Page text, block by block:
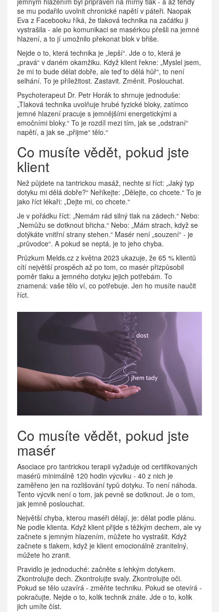
se mu podařilo uvolnit chronické napětí v páteři. Naopak
Eva z Facebooku říká, že tlaková technika na začátku ji
vystrašila - ale po komunikaci se masérkou přešli na jemné
hlazení, a to jí umožnilo překonat blok v břiše.
Nejde o to, která technika je „lepší“. Jde o to, která je
„pravá“ v daném okamžiku. Když klient řekne: „Myslel jsem,
že mi to bude dělat dobře, ale teď to dělá hůř“, to není
selhání. To je příležitost. Zastavit. Změnit. Poslouchat.
Psychoterapeut Dr. Petr Horák to shrnuje jednoduše:
„Tlaková technika uvolňuje hrubé fyzické bloky, zatímco
jemné hlazení pracuje s jemnějšími energetickými a
emočními bloky.“ To je rozdíl mezi tím, jak se „odstraní“
napětí, a jak se „přijme“ tělo.“
Co musíte vědět, pokud jste
klient
Než půjdete na tantrickou masáž, nechte si říct: „Jaký typ
dotyku mi dělá dobře?“ Neříkejte: „Dělejte, co chcete.“ To je
jako říct lékaři: „Dejte mi, co chcete.“
Je v pořádku říct: „Nemám rád silný tlak na zádech.“ Nebo:
„Nemůžu se dotknout břicha.“ Nebo: „Mám strach, když se
dotýkáte vnitřní strany stehen.“ Masér není „souzení“ - je
„průvodce“. A pokud se neptá, je to jeho chyba.
Průzkum Melds.cz z května 2023 ukazuje, že 65 % klientů
cítí největší prospěch až po tom, co masér přizpůsobil
poměr tlaku a jemného dotyku jejich potřebám. To
znamená: vaše tělo ví, co potřebuje. Jen ho musíte naučit
říct.
Co musíte vědět, pokud jste
masér
Asociace pro tantrickou terapii vyžaduje od certifikovaných
masérů minimálně 120 hodin výcviku - 40 z nich je
zaměřeno jen na rozlišování typů dotyku. To není náhoda.
Tento výcvik není o tom, jak pevně se dotknout. Je o tom,
jak jemně poslouchat.
Největší chyba, kterou maséři dělají, je: dělat podle plánu.
Ne podle klienta. Když klient přijde s těžkým dechem, ale vy
začnete s jemným hlazením, můžete ho vystrašit. Když
začnete s tlakem, když je klient emocionálně zranitelný,
můžete ho zranit.
Pravidlo je jednoduché: začněte s lehkým dotykem.
Zkontrolujte dech. Zkontrolujte svaly. Zkontrolujte oči.
Pokud se tělo uzavírá - změňte techniku. Pokud se otevírá -
pokračujte. Nejde o to, kolik technik znáte. Jde o to, kolik
jich umíte číst.